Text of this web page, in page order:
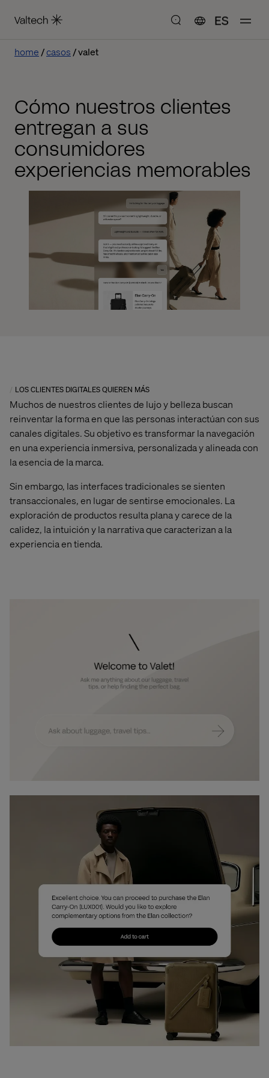
ES
home casos valet
Cómo nuestros clientes
entregan a sus
consumidores
experiencias memorables
LOS CLIENTES DIGITALES QUIEREN MÁS
Muchos de nuestros clientes de lujo y belleza buscan
reinventar la forma en que las personas interactúan con sus
canales digitales. Su objetivo es transformar la navegación
en una experiencia inmersiva, personalizada y alineada con
la esencia de la marca.
Sin embargo, las interfaces tradicionales se sienten
transaccionales, en lugar de sentirse emocionales. La
exploración de productos resulta plana y carece de la
calidez, la intuición y la narrativa que caracterizan a la
experiencia en tienda.